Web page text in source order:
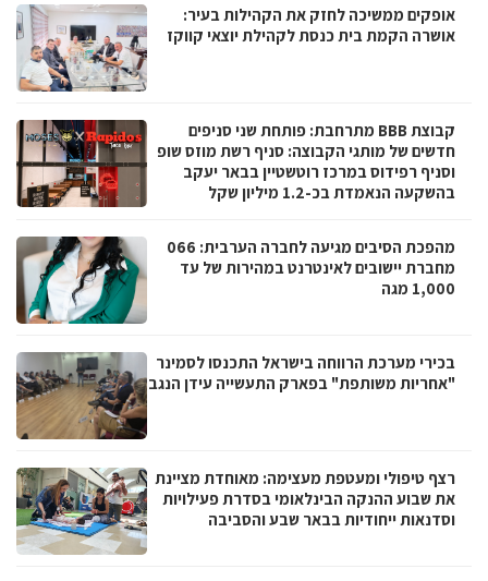
אופקים ממשיכה לחזק את הקהילות בעיר:
אושרה הקמת בית כנסת לקהילת יוצאי קווקז
קבוצת BBB מתרחבת: פותחת שני סניפים
חדשים של מותגי הקבוצה: סניף רשת מוזס שופ
וסניף רפידוס במרכז רוטשטיין בבאר יעקב
בהשקעה הנאמדת בכ-1.2 מיליון שקל
מהפכת הסיבים מגיעה לחברה הערבית: 066
מחברת יישובים לאינטרנט במהירות של עד
1,000 מגה
בכירי מערכת הרווחה בישראל התכנסו לסמינר
"אחריות משותפת" בפארק התעשייה עידן הנגב
רצף טיפולי ומעטפת מעצימה: מאוחדת מציינת
את שבוע ההנקה הבינלאומי בסדרת פעילויות
וסדנאות ייחודיות בבאר שבע והסביבה